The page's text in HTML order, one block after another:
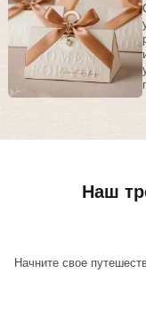
Наш
Начните свое